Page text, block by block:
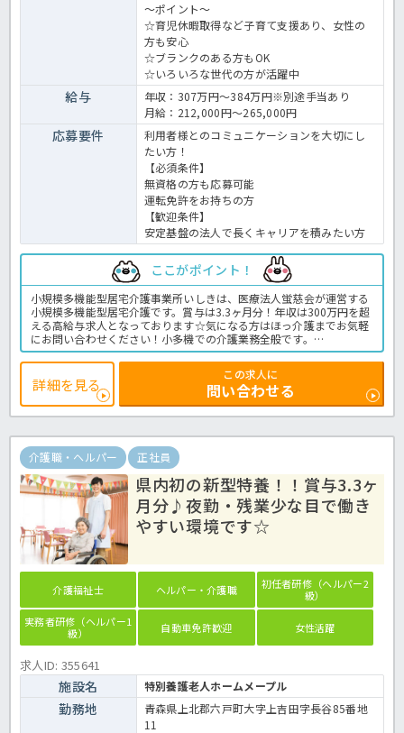
～ポイント～
☆育児休暇取得など子育て支援あり、女性の
方も安心
☆ブランクのある方もOK
☆いろいろな世代の方が活躍中
給与
年収：307万円～384万円※別途手当あり
月給：212,000円～265,000円
応募要件
利用者様とのコミュニケーションを大切にし
たい方！
【必須条件】
無資格の方も応募可能
運転免許をお持ちの方
【歓迎条件】
安定基盤の法人で長くキャリアを積みたい方
ここがポイント！
小規模多機能型居宅介護事業所いしきは、医療法人蛍慈会が運営する
小規模多機能型居宅介護です。賞与は3.3ヶ月分！年収は300万円を超
える高給与求人となっております☆気になる方はほっ介護までお気軽
にお問い合わせください！小多機での介護業務全般です。
＜介護職 正職員 小規模多機能型居宅介護事業所の求人＞
詳細を見る
この求人に
問い合わせる
介護職・ヘルパー 正社員
県内初の新型特養！！賞与3.3ヶ
月分♪夜勤・残業少な目で働き
やすい環境です☆
介護福祉士 ヘルパー・介護職
初任者研修（ヘルパー2
級）
実務者研修（ヘルパー1
級）
自動車免許歓迎 女性活躍
求人ID: 355641
施設名 特別養護老人ホームメープル
勤務地
青森県上北郡六戸町大字上吉田字長谷85番地
11